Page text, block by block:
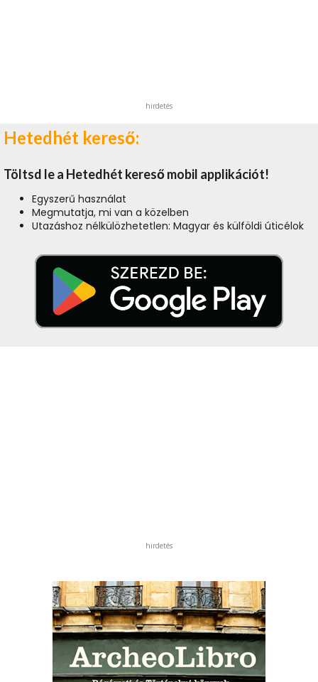
hirdetés
Hetedhét kereső:
Töltsd le a Hetedhét kereső mobil applikációt!
Egyszerű használat
Megmutatja, mi van a közelben
Utazáshoz nélkülözhetetlen: Magyar és külföldi úticélok
hirdetés